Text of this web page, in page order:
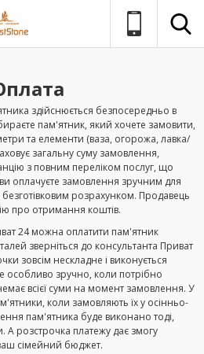
здійснюється безпосередньо в
пам'ятник, який хочете замовити,
та елементи (ваза, огорожа, лавка/
загальну суму замовлення,
з повним переліком послуг, що
ви оплачуєте замовлення зручним для
розрахунком. Продавець
про отримання коштів.
24 можна оплатити пам'ятник
зверніться до консультанта Приват
зовсім нескладне і виконується
особливо зручно, коли потрібно
всієї суми на момент замовлення. У
коли замовляють їх у осінньо-
пам'ятника буде виконано тоді,
А розстрочка платежу дає змогу
сімейний бюджет.